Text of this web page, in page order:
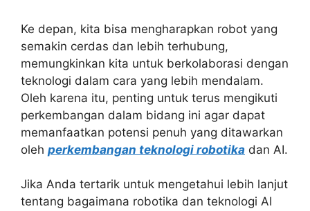
Ke depan, kita bisa mengharapkan robot yang
semakin cerdas dan lebih terhubung,
memungkinkan kita untuk berkolaborasi dengan
teknologi dalam cara yang lebih mendalam.
Oleh karena itu, penting untuk terus mengikuti
perkembangan dalam bidang ini agar dapat
memanfaatkan potensi penuh yang ditawarkan
oleh perkembangan teknologi robotika dan AI.
Jika Anda tertarik untuk mengetahui lebih lanjut
tentang bagaimana robotika dan teknologi AI